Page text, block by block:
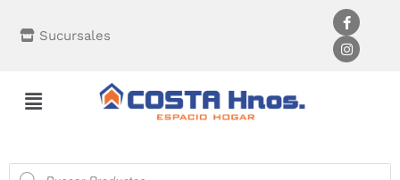
Sucursales